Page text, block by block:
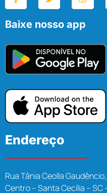
Baixe nosso app
Endereço
Rua Tânia Ceolla Gaudêncio,
Centro – Santa Cecília – SC